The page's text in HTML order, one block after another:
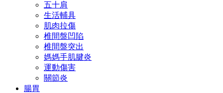
五十肩
生活輔具
肌肉拉傷
椎間盤凹陷
椎間盤突出
媽媽手肌腱炎
運動傷害
關節炎
腸胃